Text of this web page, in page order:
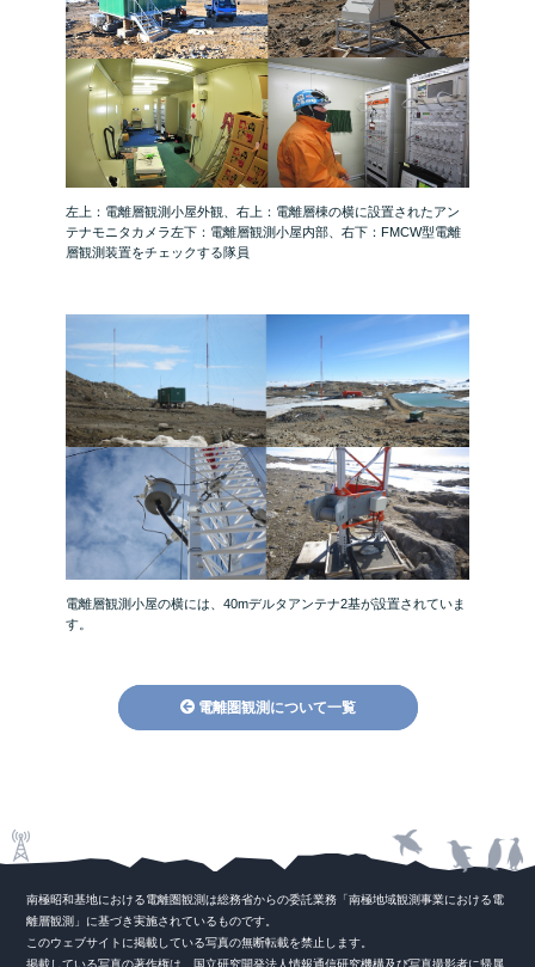
左上：電離層観測小屋外観、右上：電離層棟の横に設置されたアン
テナモニタカメラ左下：電離層観測小屋内部、右下：FMCW型電離
層観測装置をチェックする隊員
電離層観測小屋の横には、40mデルタアンテナ2基が設置されていま
す。
電離圏観測について一覧
南極昭和基地における電離圏観測は総務省からの委託業務「南極地域観測事業における電
離層観測」に基づき実施されているものです。
このウェブサイトに掲載している写真の無断転載を禁止します。
掲載している写真の著作権は、国立研究開発法人情報通信研究機構及び写真撮影者に帰属